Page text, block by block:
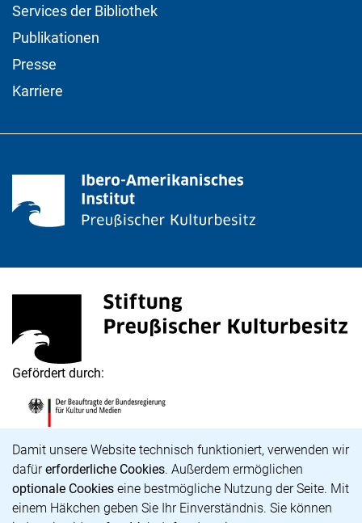
Damit unsere Website technisch funktioniert, verwenden wir
dafürerforderliche Cookies. Außerdem ermöglichen
optionale Cookies eine bestmögliche Nutzung der Seite. Mit
einem Häkchen geben Sie Ihr Einverständnis. Sie können
Services der Bibliothek
Publikationen
Presse
Karriere
Stiftung Preußischer Kulturbesitz
(externer Link, öffnet neues Fenster)
Gefördert durch:
Karriere
Barrierefreiheit